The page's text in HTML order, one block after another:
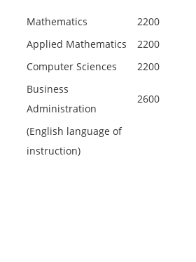
Mathematics
2200
Applied Mathematics
2200
Computer Sciences
2200
Business
Administration
2600
(English language of
instruction)